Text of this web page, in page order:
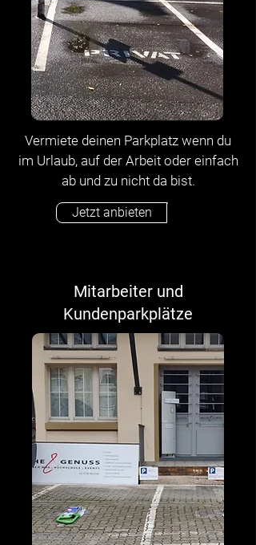
Vermiete deinen Parkplatz wenn du
im Urlaub, auf der Arbeit oder einfach
ab und zu nicht da bist.
Jetzt anbieten
Mitarbeiter und
Kundenparkplätze